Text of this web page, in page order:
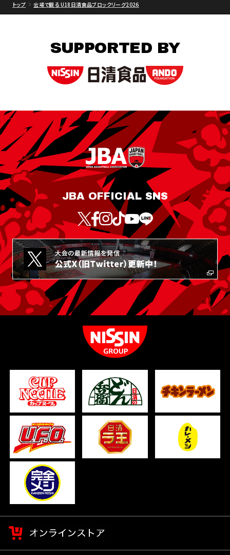
トップ 会場で観る U18日清食品ブロックリーグ2026
SUPPORTED BY
JBA OFFICIAL SNS